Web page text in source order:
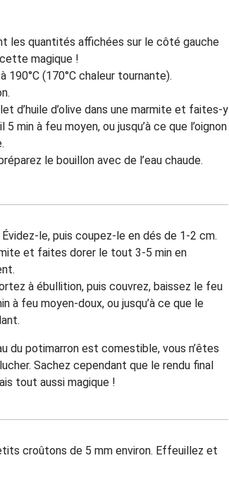
les quantités affichées sur le côté gauche
magique !
190°C (170°C chaleur tournante).
d’huile d’olive dans une marmite et faites-y
5 min à feu moyen, ou jusqu’à ce que l’oignon
le bouillon avec de l’eau chaude.
le, puis coupez-le en dés de 1-2 cm.
et faites dorer le tout 3-5 min en
à ébullition, puis couvrez, baissez le feu
à feu moyen-doux, ou jusqu’à ce que le
du potimarron est comestible, vous n’êtes
Sachez cependant que le rendu final
tout aussi magique !
croûtons de 5 mm environ. Effeuillez et